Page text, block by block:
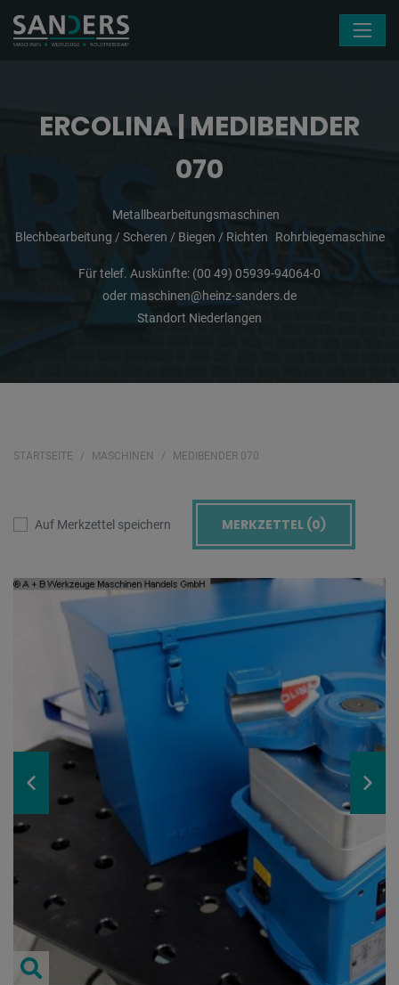
ERCOLINA | MEDIBENDER
070
Metallbearbeitungsmaschinen
Blechbearbeitung / Scheren / Biegen / Richten
Rohrbiegemaschine
Für telef. Auskünfte: (00 49) 05939-94064-0
oder maschinen@heinz-sanders.de
Standort Niederlangen
STARTSEITE MASCHINEN MEDIBENDER 070
Auf Merkzettel speichern MERKZETTEL (0)